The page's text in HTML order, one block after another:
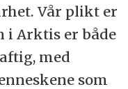
Vår plikt er
i Arktis er både
med
som